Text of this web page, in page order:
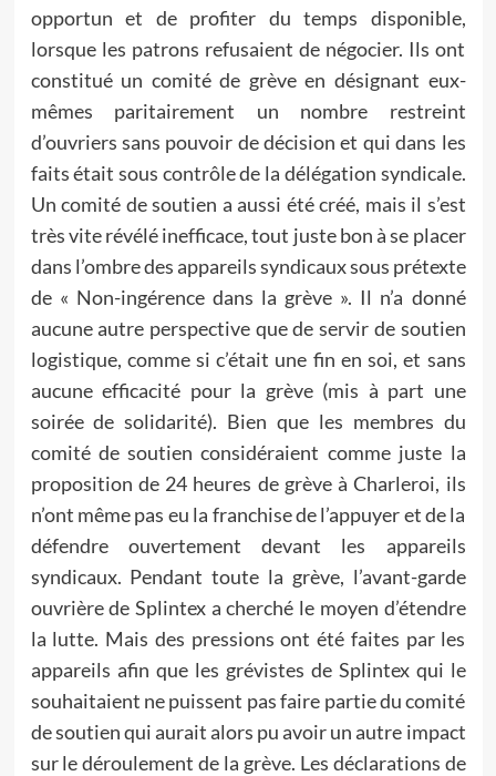
opportun et de profiter du temps disponible,
lorsque les patrons refusaient de négocier. Ils ont
constitué un comité de grève en désignant eux-
mêmes paritairement un nombre restreint
d’ouvriers sans pouvoir de décision et qui dans les
faits était sous contrôle de la délégation syndicale.
Un comité de soutien a aussi été créé, mais il s’est
très vite révélé inefficace, tout juste bon à se placer
dans l’ombre des appareils syndicaux sous prétexte
de « Non-ingérence dans la grève ». Il n’a donné
aucune autre perspective que de servir de soutien
logistique, comme si c’était une fin en soi, et sans
aucune efficacité pour la grève (mis à part une
soirée de solidarité). Bien que les membres du
comité de soutien considéraient comme juste la
proposition de 24 heures de grève à Charleroi, ils
n’ont même pas eu la franchise de l’appuyer et de la
défendre ouvertement devant les appareils
syndicaux. Pendant toute la grève, l’avant-garde
ouvrière de Splintex a cherché le moyen d’étendre
la lutte. Mais des pressions ont été faites par les
appareils afin que les grévistes de Splintex qui le
souhaitaient ne puissent pas faire partie du comité
de soutien qui aurait alors pu avoir un autre impact
sur le déroulement de la grève. Les déclarations de